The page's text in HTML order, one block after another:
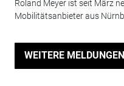
Roland Meyer ist seit März
Mobilitätsanbieter aus
WEITERE MELDUNGEN